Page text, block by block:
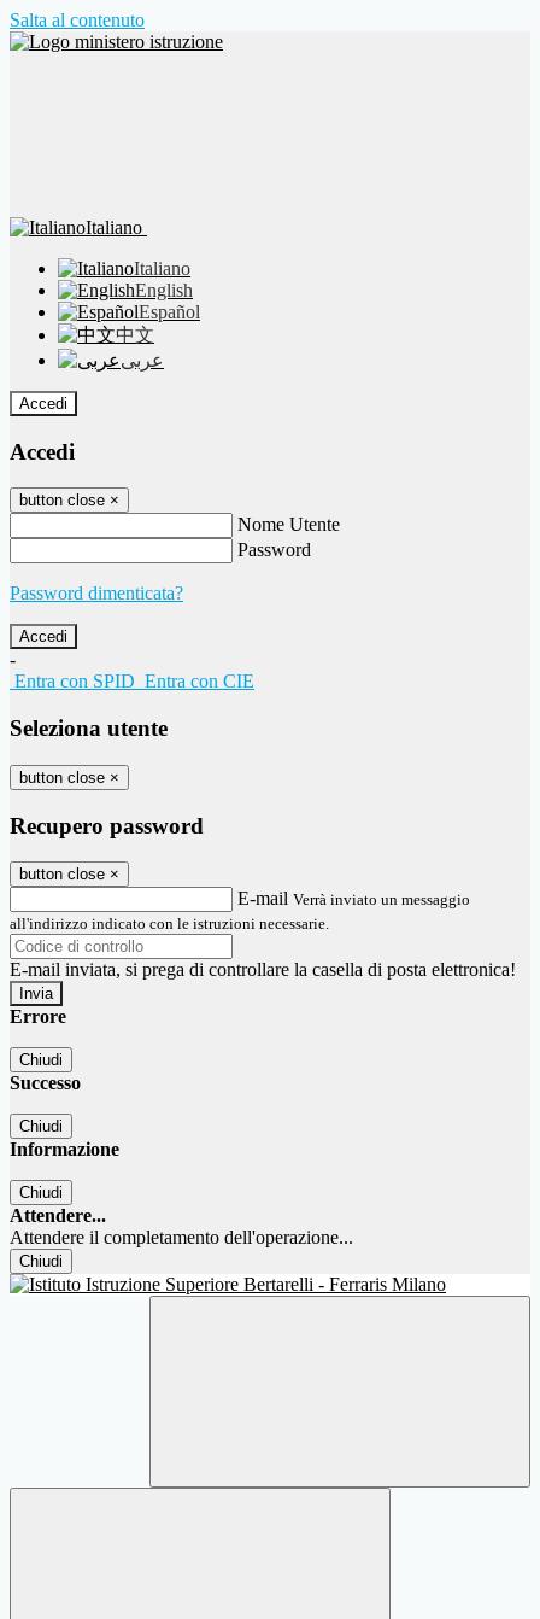
Salta al contenuto
Italiano
Italiano
English
Español
中文
عربى
Accedi
Accedi
button close ×
Nome Utente
Password
Password dimenticata?
-
Entra con SPID Entra con CIE
Seleziona utente
button close ×
Recupero password
button close ×
E-mail Verrà inviato un messaggio
all'indirizzo indicato con le istruzioni necessarie.
E-mail inviata, si prega di controllare la casella di posta elettronica!
Errore
Chiudi
Successo
Chiudi
Informazione
Chiudi
Attendere...
Attendere il completamento dell'operazione...
Chiudi